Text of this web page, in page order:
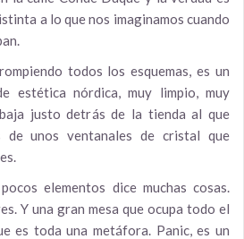
a lo que nos imaginamos cuando
todos los esquemas, es un
estética nórdica, muy limpio, muy
justo detrás de la tienda al que
de unos ventanales de cristal que
elementos dice muchas cosas.
Y una gran mesa que ocupa todo el
es toda una metáfora. Panic, es un